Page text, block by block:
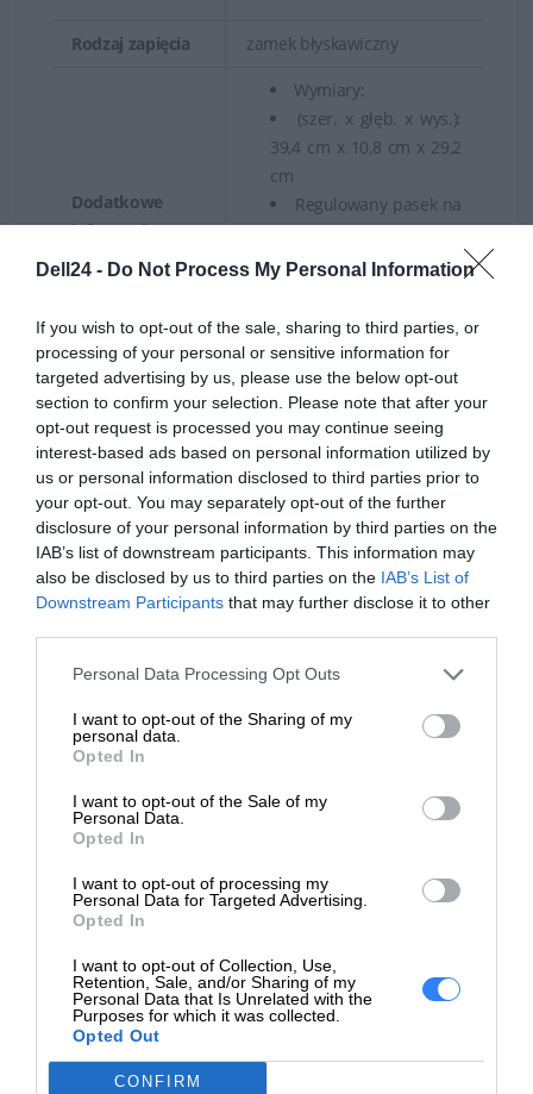
Dell24 - Do Not Process My Personal Information
If you wish to opt-out of the sale, sharing to third parties, or
processing of your personal or sensitive information for
targeted advertising by us, please use the below opt-out
section to confirm your selection. Please note that after your
opt-out request is processed you may continue seeing
interest-based ads based on personal information utilized by
us or personal information disclosed to third parties prior to
your opt-out. You may separately opt-out of the further
disclosure of your personal information by third parties on the
IAB’s list of downstream participants. This information may
also be disclosed by us to third parties on the IAB’s List of
Downstream Participants that may further disclose it to other
Personal Data Processing Opt Outs
I want to opt-out of the Sharing of my
personal data.
Opted In
I want to opt-out of the Sale of my
Personal Data.
Opted In
I want to opt-out of processing my
Personal Data for Targeted Advertising.
Opted In
I want to opt-out of Collection, Use,
Retention, Sale, and/or Sharing of my
Personal Data that Is Unrelated with the
Purposes for which it was collected.
Opted Out
CONFIRM
Torby i plecaki Dell wykonane są z wodoodpornego
nylonu oraz skóry naturalnej (wybrane modele). Nylon to
właściwościach ochronnych. Nie jest podatny na
przecieranie, rozciąganie czy rozerwanie. Zastosowanie
nylonu pozwoli sprostać trudom codziennego
użytkowania.
Rodzaj zapięcia zamek błyskawiczny
Dodatkowe
informacje
Wymiary:
(szer. x głęb. x wys.):
39,4 cm x 10,8 cm x 29,2
cm
Regulowany pasek na
ramię
Klamra do
bagażu
Kolor Czarny
Masa netto 0.948 kg
Więcej
informacji
www.dell.pl [LINK]
Deklarowana waga jest wagą minimalną i może różnić się w
zależności od konfiguracji oraz zmian występujących w
procesie produkcyjnym.
Kod producenta
Dane
Dell Technologies
1 Dell Way
https://dell.com
Podmiot
odpowiedzialny
DELL sp. z o.o